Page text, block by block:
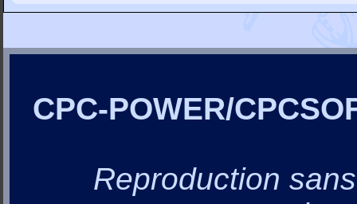
CPC-POWER/
Reproduction